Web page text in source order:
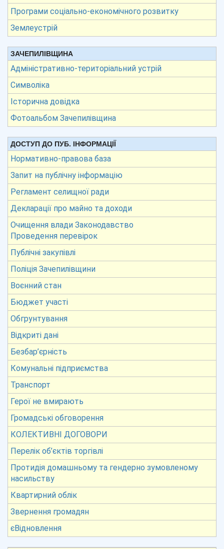
Програми соціально-економічного розвитку
Землеустрій
ЗАЧЕПИЛІВЩИНА
Адміністративно-територіальний устрій
Символіка
Історична довідка
Фотоальбом Зачепилівщина
ДОСТУП ДО ПУБ. ІНФОРМАЦІЇ
Нормативно-правова база
Запит на публічну інформацію
Регламент селищної ради
Декларації про майно та доходи
Очищення влади Законодавство
Проведення перевірок
Публічні закупівлі
Поліція Зачепилівщини
Воєнний стан
Бюджет участі
Обгрунтування
Відкриті дані
Безбар’єрність
Комунальні підприємства
Транспорт
Герої не вмирають
Громадські обговорення
КОЛЕКТИВНІ ДОГОВОРИ
Перелік об’єктів торгівлі
Протидія домашньому та гендерно зумовленому
насильству
Квартирний облік
Звернення громадян
єВідновлення